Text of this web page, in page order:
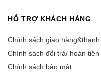
HỖ TRỢ KHÁCH HÀNG
Chính sách giao
Chính sách đổi trả/ hoàn tiền
Chính sách bảo mật